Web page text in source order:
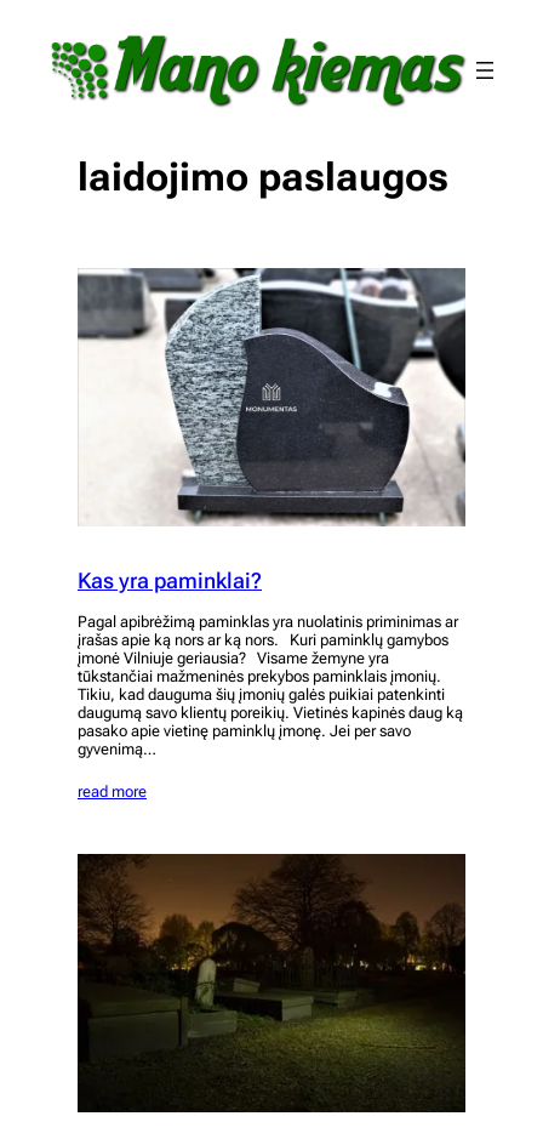
turinio
laidojimo paslaugos
Kas yra paminklai?
Pagal apibrėžimą paminklas yra nuolatinis priminimas ar
įrašas apie ką nors ar ką nors. Kuri paminklų gamybos
įmonė Vilniuje geriausia? Visame žemyne ​​yra
tūkstančiai mažmeninės prekybos paminklais įmonių.
Tikiu, kad dauguma šių įmonių galės puikiai patenkinti
daugumą savo klientų poreikių. Vietinės kapinės daug ką
pasako apie vietinę paminklų įmonę. Jei per savo
gyvenimą…
read more